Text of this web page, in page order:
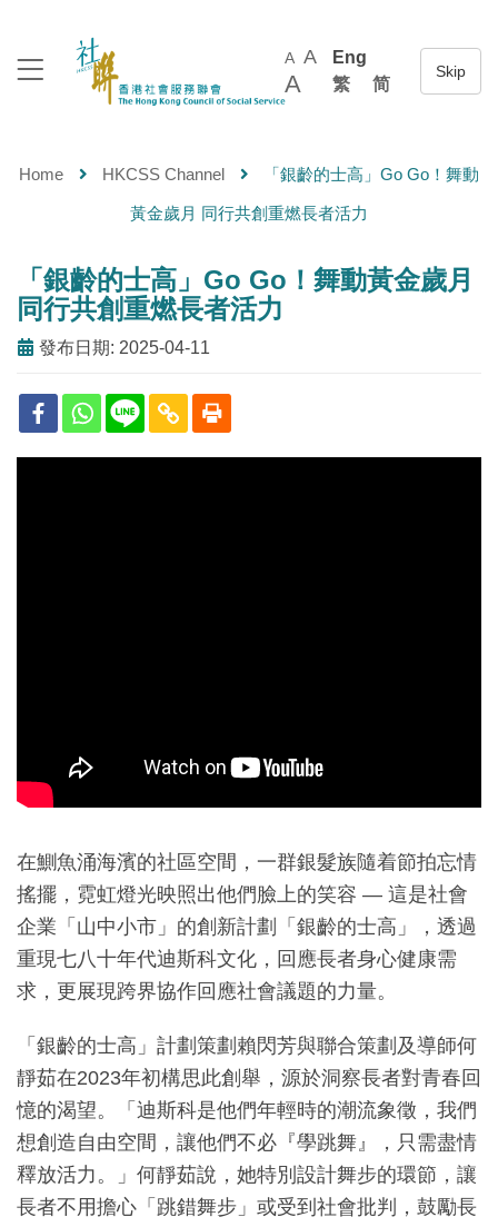
A A
A
Eng
繁
简
Home HKCSS Channel 「銀齡的士高」Go Go！舞動
黃金歲月 同行共創重燃長者活力
「銀齡的士高」Go Go！舞動黃金歲月
同行共創重燃長者活力
發布日期: 2025-04-11
在鰂魚涌海濱的社區空間，一群銀髮族隨着節拍忘情
搖擺，霓虹燈光映照出他們臉上的笑容 — 這是社會
企業「山中小市」的創新計劃「銀齡的士高」，透過
重現七八十年代迪斯科文化，回應長者身心健康需
求，更展現跨界協作回應社會議題的力量。
「銀齡的士高」計劃策劃賴閃芳與聯合策劃及導師何
靜茹在2023年初構思此創舉，源於洞察長者對青春回
憶的渴望。「迪斯科是他們年輕時的潮流象徵，我們
想創造自由空間，讓他們不必『學跳舞』，只需盡情
釋放活力。」何靜茹說，她特別設計舞步的環節，讓
長者不用擔心「跳錯舞步」或受到社會批判，鼓勵長